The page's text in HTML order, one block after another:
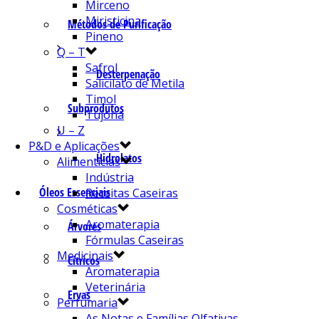
Métodos de Purificação
Desterpenação
Subprodutos
Hidrolatos
Óleos Essenciais
Árvores
Cítricos
Ervas
Mirceno
Miristicina
Pineno
Q – T
Safrol
Salicilato de Metila
Timol
Tujona
U – Z
P&D e Aplicações
Alimentícias
Indústria
Receitas Caseiras
Cosméticas
Aromaterapia
Fórmulas Caseiras
Medicinais
Aromaterapia
Veterinária
Perfumaria